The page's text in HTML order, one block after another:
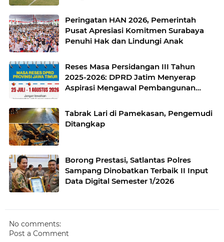
Peringatan HAN 2026, Pemerintah
Pusat Apresiasi Komitmen Surabaya
Penuhi Hak dan Lindungi Anak
Reses Masa Persidangan III Tahun
2025-2026: DPRD Jatim Menyerap
Aspirasi Mengawal Pembangunan
Tabrak Lari di Pamekasan, Pengemudi
Ditangkap
Borong Prestasi, Satlantas Polres
Sampang Dinobatkan Terbaik II Input
Data Digital Semester 1/2026
No comments:
Post a Comment